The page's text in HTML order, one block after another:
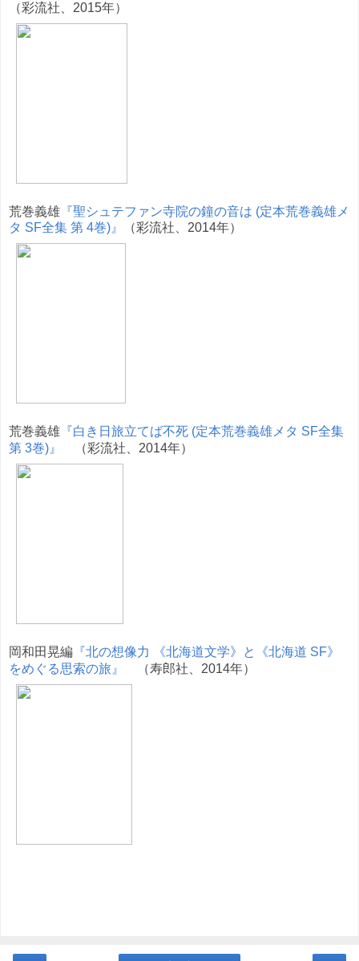
（彩流社、2015年）
荒巻義雄 『聖シュテファン寺院の鐘の音は (定本荒巻義雄メ
タ SF全集 第 4巻)』
（彩流社、2014年）
荒巻義雄 『白き日旅立てば不死 (定本荒巻義雄メタ SF全集
第 3巻)』
（彩流社、2014年）
岡和田晃編 『北の想像力 《北海道文学》と《北海道 SF》
をめぐる思索の旅』
（寿郎社、2014年）